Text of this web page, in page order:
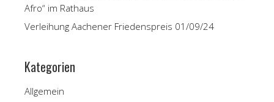
Afro“ im Rathaus
Verleihung Aachener Friedenspreis 01/09/24
Kategorien
Allgemein